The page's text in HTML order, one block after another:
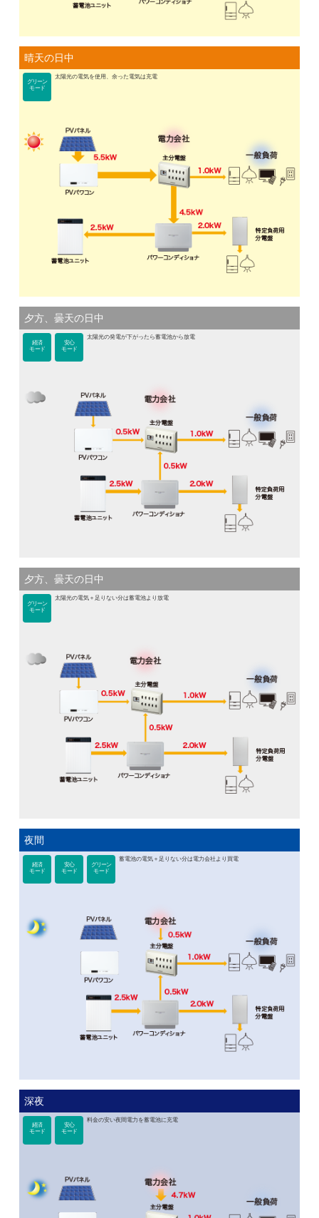
晴天の日中
グリーン
モード
太陽光の電気を使用、余った電気は充電
夕方、曇天の日中
経済
モード
安心
モード
太陽光の発電が下がったら蓄電池から放電
夕方、曇天の日中
グリーン
モード
太陽光の電気＋足りない分は蓄電池より放電
夜間
経済
モード
安心
モード
グリーン
モード
蓄電池の電気＋足りない分は電力会社より買電
深夜
経済
モード
安心
モード
料金の安い夜間電力を蓄電池に充電